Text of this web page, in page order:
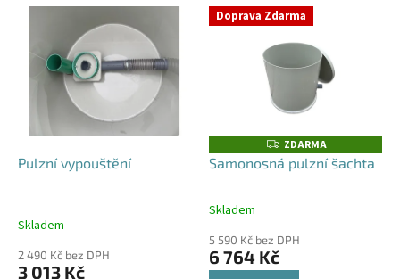
Pulzní vypouštění
Skladem
2 490 Kč bez DPH
3 013 Kč
Doprava Zdarma
Z
D
A
ZDARMA
Samonosná pulzní šachta
Průměrné
produktu
je
Skladem
5 590 Kč bez DPH
6 764 Kč